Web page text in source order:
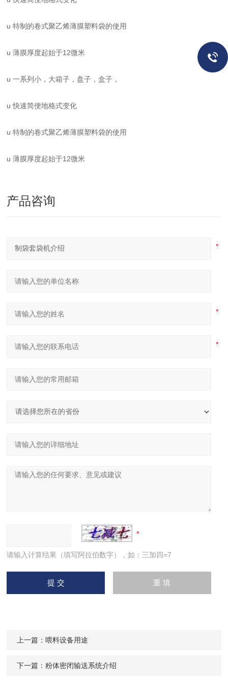
u 特制的卷式聚乙烯薄膜塑料袋的使用
u 薄膜厚度起始于12微米
u 一系列小，大箱子，盘子，盒子，
u 快速简便地格式变化
u 特制的卷式聚乙烯薄膜塑料袋的使用
u 薄膜厚度起始于12微米
产品咨询
请输入计算结果（填写阿拉伯数字），如：三加四=7
上一篇：喂料设备用途
下一篇：粉体密闭输送系统介绍